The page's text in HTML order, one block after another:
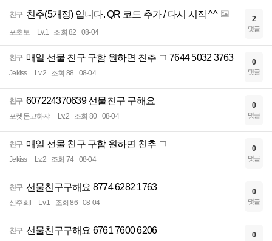
친구 친추(5개정) 입니다. QR 코드 추가 / 다시 시작 ^^
포초보 Lv.1 조회 82 08-04
2
댓글
친구 매일 선물 친구 구함 원하면 친추 ㄱ 7644 5032 3763
Jekiss Lv.2 조회 88 08-04
0
댓글
친구 607224370639 선물친구 구해요
포켓몬고하쟈 Lv.2 조회 80 08-04
0
댓글
친구 매일 선물 친구 구함 원하면 친추 ㄱ
Jekiss Lv.2 조회 74 08-04
0
댓글
친구 선물친구구해요 8774 6282 1763
신주희l Lv.1 조회 86 08-04
0
댓글
친구 선물친구구해요 6761 7600 6206 0